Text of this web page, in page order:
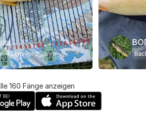
45 cm vor 2 Jahre
160 Fänge anzeigen